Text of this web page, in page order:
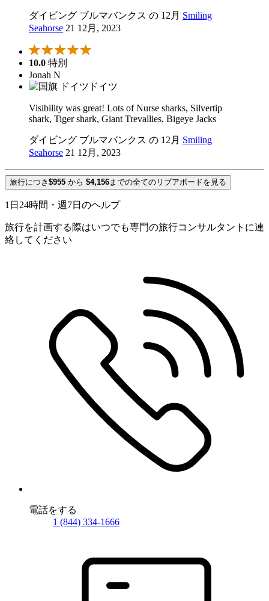
ダイビング ブルマバンクス の 12月 Smiling
Seahorse 21 12月, 2023
10.0 特別
Jonah N
ドイツ
Visibility was great! Lots of Nurse sharks, Silvertip
shark, Tiger shark, Giant Trevallies, Bigeye Jacks
ダイビング ブルマバンクス の 12月 Smiling
Seahorse 21 12月, 2023
旅行につき $955 から $4,156 までの全てのリブアボードを見る
1日24時間・週7日のヘルプ
旅行を計画する際はいつでも専門の旅行コンサルタントに連
絡してください
電話をする
1 (844) 334-1666